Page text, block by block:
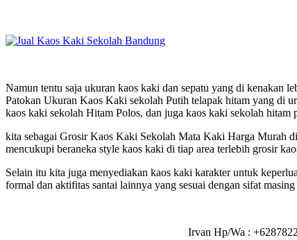
Namun tentu saja ukuran kaos kaki dan sepatu yang di kenakan
Patokan Ukuran Kaos Kaki sekolah Putih telapak hitam yang di
kaos kaki sekolah Hitam Polos, dan juga kaos kaki sekolah hitam
kita sebagai Grosir Kaos Kaki Sekolah Mata Kaki Harga Murah
mencukupi beraneka style kaos kaki di tiap area terlebih grosir
Selain itu kita juga menyediakan kaos kaki karakter untuk
formal dan aktifitas santai lainnya yang sesuai dengan sifat
Irvan Hp/Wa :